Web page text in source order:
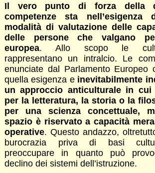
Il vero punto di forza della
competenze sta nell’esigenza
modalità di valutazione delle
delle persone che valgano
europea. Allo scopo le
rappresentano un intralcio. Le
enunciate dal Parlamento Europeo
quella esigenza e inevitabilmente
un approccio anticulturale in cui
per la letteratura, la storia o la
per una scienza concettuale,
spazio è riservato a capacità
operative. Questo andazzo,
burocrazia priva di basi
preoccupare in quanto può
declino dei sistemi dell’istruzione.